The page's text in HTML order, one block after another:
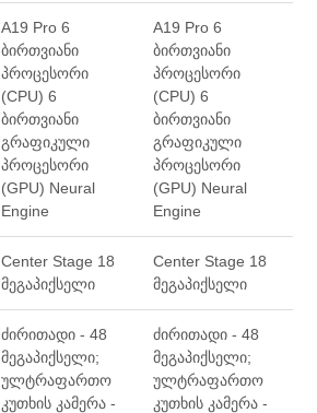
A19 Pro 6
ბირთვიანი
პროცესორი
(CPU) 6
ბირთვიანი
გრაფიკული
პროცესორი
(GPU) Neural
Engine
A19 Pro 6
ბირთვიანი
პროცესორი
(CPU) 6
ბირთვიანი
გრაფიკული
პროცესორი
(GPU) Neural
Engine
Center Stage 18
მეგაპიქსელი
Center Stage 18
მეგაპიქსელი
ძირითადი - 48
მეგაპიქსელი;
ულტრაფართო
კუთხის კამერა -
ძირითადი - 48
მეგაპიქსელი;
ულტრაფართო
კუთხის კამერა -